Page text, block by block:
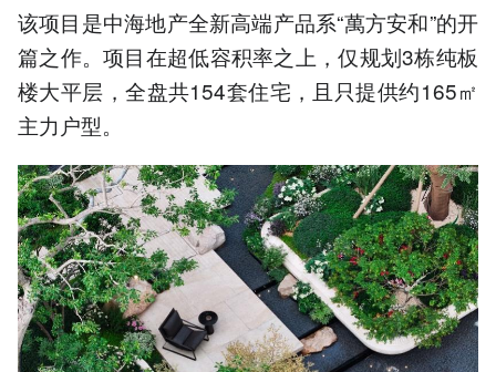
该项目是中海地产全新高端产品系“萬方安和”的开
篇之作。项目在超低容积率之上，仅规划3栋纯板
楼大平层，全盘共154套住宅，且只提供约165㎡
主力户型。